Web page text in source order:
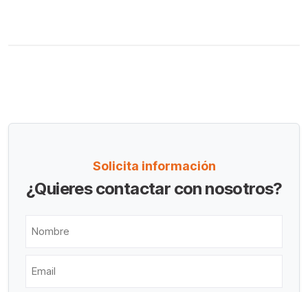
Solicita información
¿Quieres contactar con nosotros?